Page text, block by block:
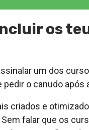
os
um dos
o canudo após
criados e
falar que os